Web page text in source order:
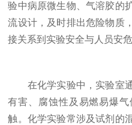
验中病原微生物、气溶胶的
流设计，及时排出危险物质
接关系到实验安全与人员安危
在化学实验中，实验室通
有害、腐蚀性及易燃易爆
触。化学实验常涉及试剂的